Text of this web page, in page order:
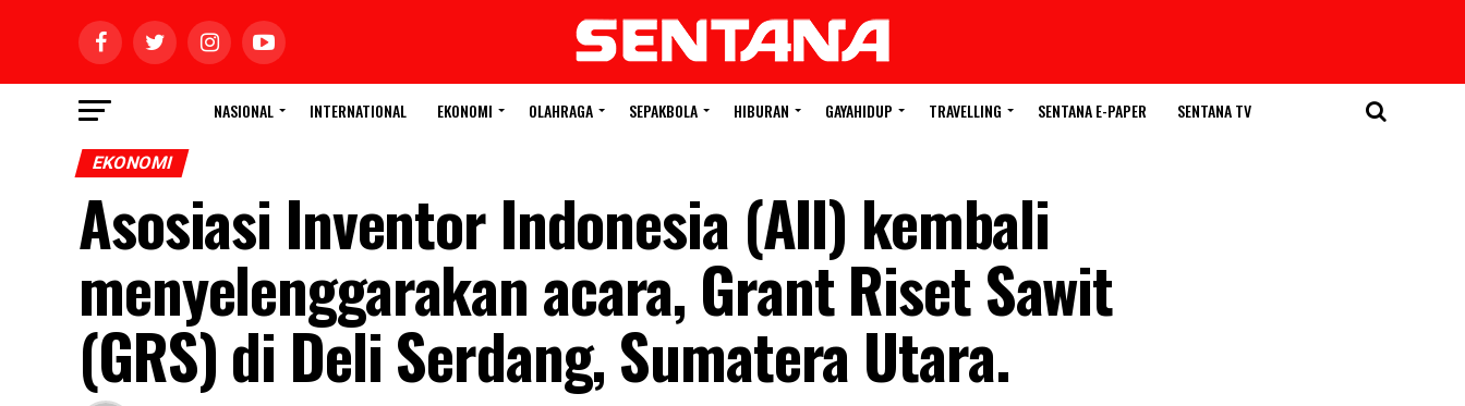
NASIONAL INTERNATIONAL EKONOMI OLAHRAGA SEPAKBOLA HIBURAN GAYAHIDUP TRAVELLING SENTANA E-PAPER SENTANA TV
EKONOMI
Asosiasi Inventor Indonesia (AII) kembali
menyelenggarakan acara, Grant Riset Sawit
(GRS) di Deli Serdang, Sumatera Utara.